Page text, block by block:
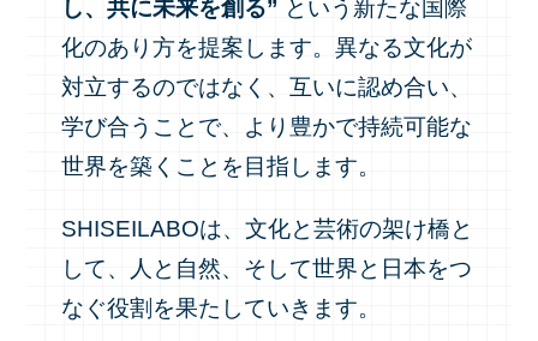
し、共に未来を創る” という新たな国際
化のあり方を提案します。異なる文化が
対立するのではなく、互いに認め合い、
学び合うことで、より豊かで持続可能な
世界を築くことを目指します。
SHISEILABOは、文化と芸術の架け橋と
して、人と自然、そして世界と日本をつ
なぐ役割を果たしていきます。